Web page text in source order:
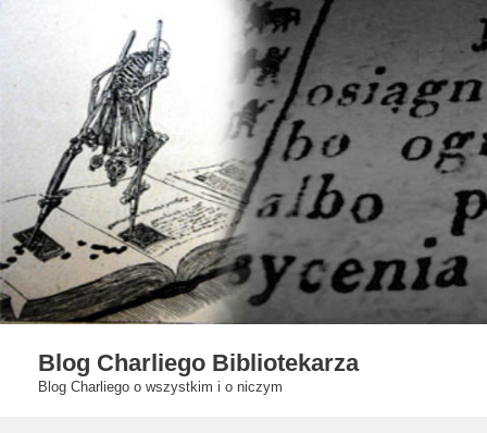
Blog Charliego Bibliotekarza
Blog Charliego o wszystkim i o niczym